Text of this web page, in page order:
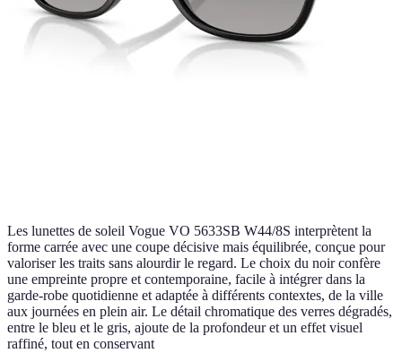
Les lunettes de soleil Vogue VO 5633SB W44/8S interprètent la
forme carrée avec une coupe décisive mais équilibrée, conçue pour
valoriser les traits sans alourdir le regard. Le choix du noir confère
une empreinte propre et contemporaine, facile à intégrer dans la
garde-robe quotidienne et adaptée à différents contextes, de la ville
aux journées en plein air. Le détail chromatique des verres dégradés,
entre le bleu et le gris, ajoute de la profondeur et un effet visuel
raffiné, tout en conservant